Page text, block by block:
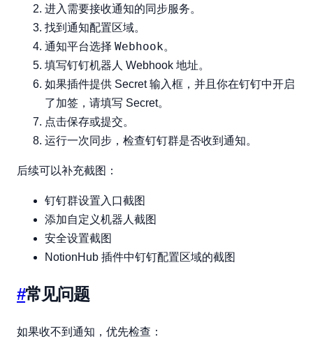
进入需要接收通知的同步服务。
找到通知配置区域。
通知平台选择 Webhook。
填写钉钉机器人 Webhook 地址。
如果插件提供 Secret 输入框，并且你在钉钉中开启
了加签，请填写 Secret。
点击保存或提交。
运行一次同步，检查钉钉群是否收到通知。
后续可以补充截图：
钉钉群设置入口截图
添加自定义机器人截图
安全设置截图
NotionHub 插件中钉钉配置区域的截图
#常见问题
如果收不到通知，优先检查：